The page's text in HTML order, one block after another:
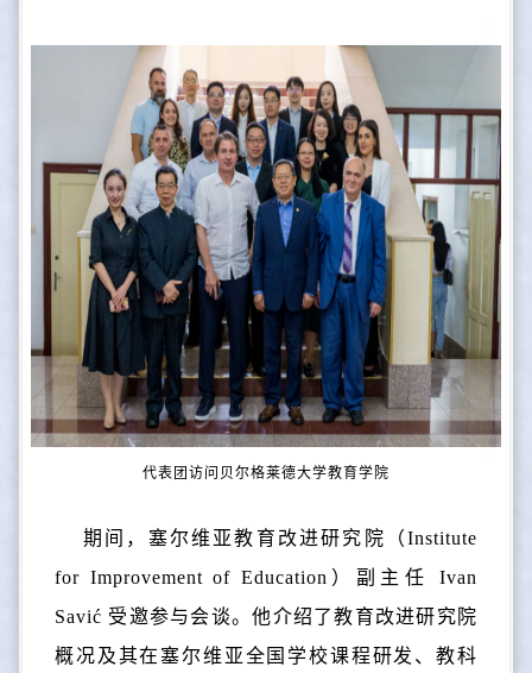
代表团访问贝尔格莱德大学教育学院
期间，塞尔维亚教育改进研究院（Institute
for Improvement of Education）副主任 Ivan
Savić 受邀参与会谈。他介绍了教育改进研究院
概况及其在塞尔维亚全国学校课程研发、教科